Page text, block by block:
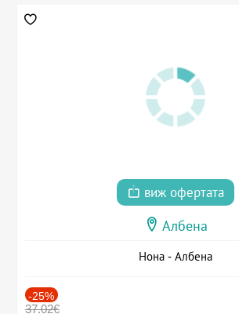
виж офертата
Албена
Нона - Албена
-25%
37.02€